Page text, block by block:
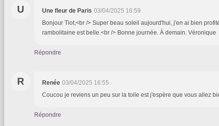
U Une fleur de Paris 03/04/2025 16:59
Bonjour Tiot,<br /> Super beau soleil aujourd'hui, j'en ai bien
rambolitaine est belle.<br /> Bonne journée. À demain. Véronique
Répondre
R Renée 03/04/2025 16:55
Coucou je reviens un peu sur la toile est j'espère que vous allez
Répondre